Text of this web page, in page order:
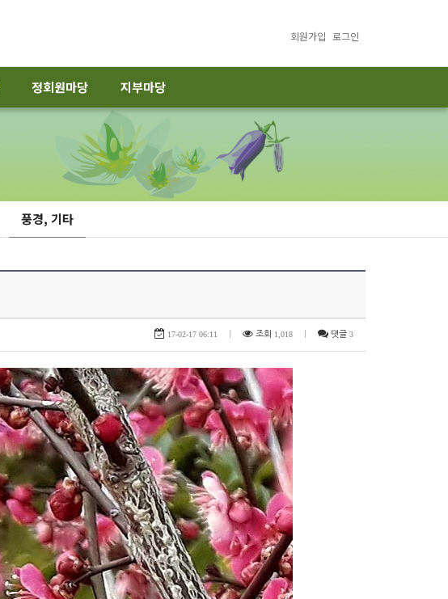
회원가입 로그인
정회원마당 지부마당
풍경, 기타
17-02-17 06:11 조회 1,018 댓글 3